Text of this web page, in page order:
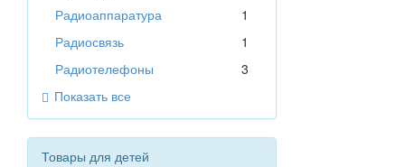
Радиоаппаратура
1
Радиосвязь
1
Радиотелефоны
3
Показать все
Товары для детей